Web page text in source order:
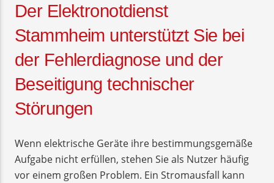
Der Elektronotdienst
Stammheim unterstützt Sie bei
der Fehlerdiagnose und der
Beseitigung technischer
Störungen
Wenn elektrische Geräte ihre bestimmungsgemäße
Aufgabe nicht erfüllen, stehen Sie als Nutzer häufig
vor einem großen Problem. Ein Stromausfall kann